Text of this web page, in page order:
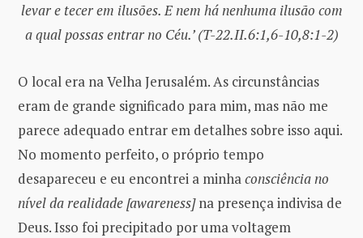
levar e tecer em ilusões. E nem há nenhuma ilusão com
a qual possas entrar no Céu.’ (T-22.II.6:1,6-10,8:1-2)
O local era na Velha Jerusalém. As circunstâncias
eram de grande significado para mim, mas não me
parece adequado entrar em detalhes sobre isso aqui.
No momento perfeito, o próprio tempo
desapareceu e eu encontrei a minhaconsciência no
nível da realidade [awareness]na presença indivisa de
Deus. Isso foi precipitado por uma voltagem